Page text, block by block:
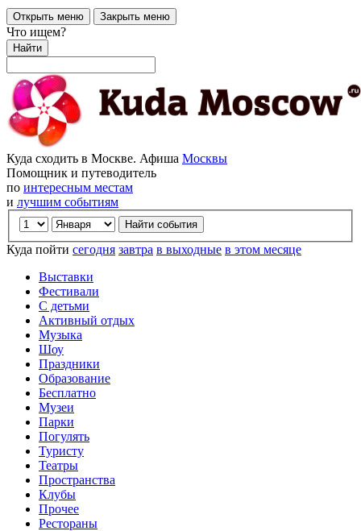
Открыть меню Закрыть меню
Что ищем?
Найти
Куда сходить в Москве. Афиша Москвы
Помощник и путеводитель
по интересным местам
и лучшим событиям
Куда пойти сегодня завтра в выходные в этом месяце
Выставки
Фестивали
С детьми
Активный отдых
Музыка
Шоу
Праздники
Образование
Бесплатно
Музеи
Парки
Погулять
Туристу
Театры
Пространства
Клубы
Прочее
Рестораны